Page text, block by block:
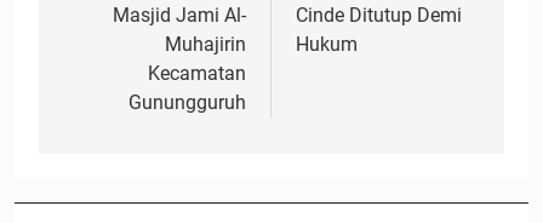
Masjid Jami Al-
Muhajirin
Kecamatan
Gunungguruh
Cinde Ditutup Demi
Hukum